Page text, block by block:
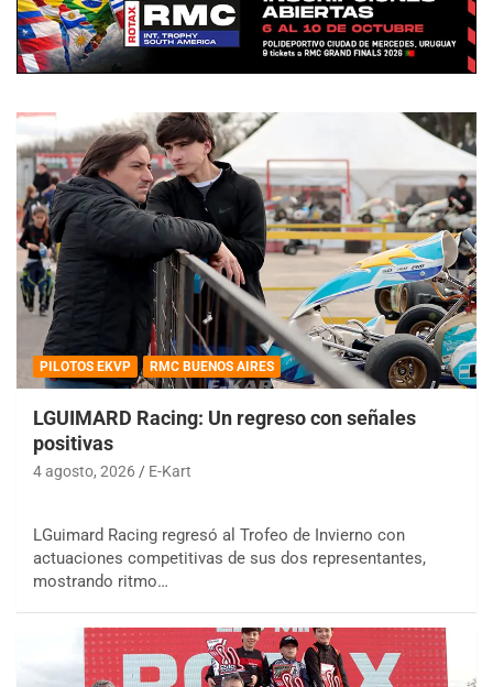
PILOTOS EKVP RMC BUENOS AIRES
LGUIMARD Racing: Un regreso con señales
positivas
4 agosto, 2026 E-Kart
LGuimard Racing regresó al Trofeo de Invierno con
actuaciones competitivas de sus dos representantes,
mostrando ritmo…